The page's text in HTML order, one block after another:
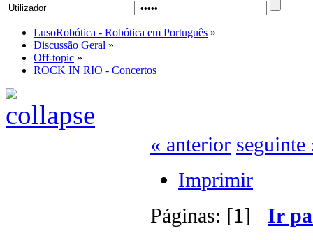
LusoRobótica - Robótica em Português »
Discussão Geral »
Off-topic »
ROCK IN RIO - Concertos
« anterior seguinte
Imprimir
Páginas: [1] Ir